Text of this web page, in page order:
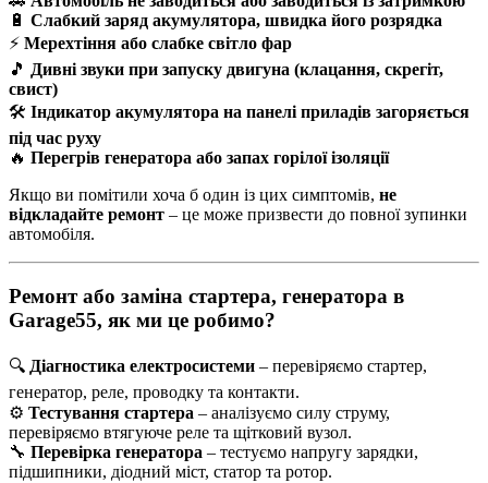
🔋 Слабкий заряд акумулятора, швидка його розрядка
⚡ Мерехтіння або слабке світло фар
🎵 Дивні звуки при запуску двигуна (клацання, скрегіт,
свист)
🛠️ Індикатор акумулятора на панелі приладів загоряється
під час руху
🔥 Перегрів генератора або запах горілої ізоляції
Якщо ви помітили хоча б один із цих симптомів, не
відкладайте ремонт – це може призвести до повної зупинки
автомобіля.
Ремонт або заміна стартера, генератора в
Garage55, як ми це робимо?
🔍 Діагностика електросистеми – перевіряємо стартер,
генератор, реле, проводку та контакти.
⚙️ Тестування стартера – аналізуємо силу струму,
перевіряємо втягуюче реле та щітковий вузол.
🔧 Перевірка генератора – тестуємо напругу зарядки,
підшипники, діодний міст, статор та ротор.